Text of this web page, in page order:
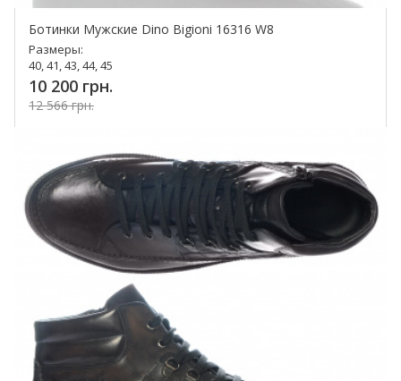
Ботинки Мужские Dino Bigioni 16316 W8
Размеры:
40, 41, 43, 44, 45
10 200 грн.
12 566 грн.